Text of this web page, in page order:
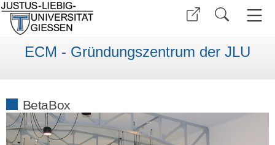
ECM - Gründungszentrum der JLU
BetaBox